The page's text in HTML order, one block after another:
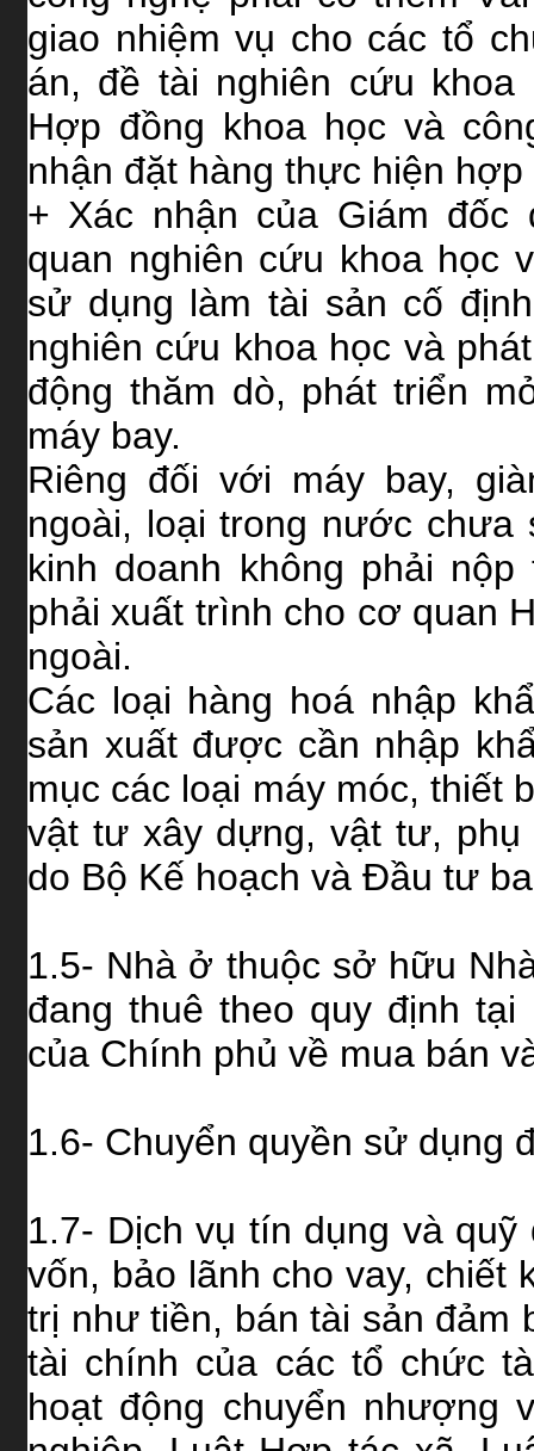
giao nhiệm vụ cho các tổ
án, đề tài nghiên cứu
Hợp đồng khoa học và
nhận đặt hàng thực hiện
+ Xác nhận của Giám đốc
quan nghiên cứu khoa học
sử dụng làm tài sản cố
nghiên cứu khoa học và
động thăm dò, phát triển
máy bay.
Riêng đối với máy bay,
ngoài, loại trong nước
kinh doanh không phải
phải xuất trình cho cơ quan
ngoài.
Các loại hàng hoá nhập
sản xuất được cần nhập
mục các loại máy móc, thiết
vật tư xây dựng, vật tư,
do Bộ Kế hoạch và Đầu tư
1.5- Nhà ở thuộc sở hữu
đang thuê theo quy định
của Chính phủ về mua bán
1.6- Chuyển quyền sử dụng
1.7- Dịch vụ tín dụng và
vốn, bảo lãnh cho vay, chiết
trị như tiền, bán tài sản đảm
tài chính của các tổ chức
hoạt động chuyển nhượng